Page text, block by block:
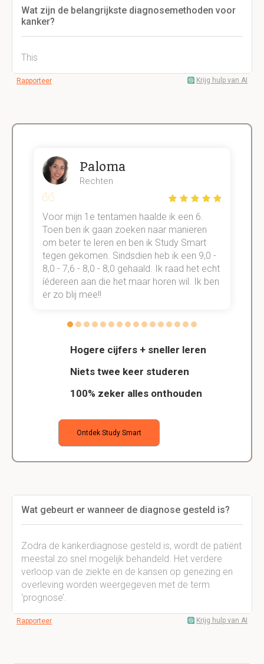
Wat zijn de belangrijkste diagnosemethoden voor
kanker?
This
Rapporteer Krijg hulp van AI
Hogere cijfers + sneller leren
Niets twee keer studeren
100% zeker alles onthouden
Ontdek Study Smart
Paloma
Rechten
Voor mijn 1e tentamen haalde ik een 6.
Toen ben ik gaan zoeken naar manieren
om beter te leren en ben ik Study Smart
tegen gekomen. Sindsdien heb ik een 9,0 -
8,0 - 7,6 - 8,0 - 8,0 gehaald. Ik raad het echt
íédereen aan die het maar horen wil. Ik ben
er zo blij mee!!
Wat gebeurt er wanneer de diagnose gesteld is?
Zodra de kankerdiagnose gesteld is, wordt de patiënt
meestal zo snel mogelijk behandeld. Het verdere
verloop van de ziekte en de kansen op genezing en
overleving worden weergegeven met de term
‘prognose’.
Rapporteer Krijg hulp van AI